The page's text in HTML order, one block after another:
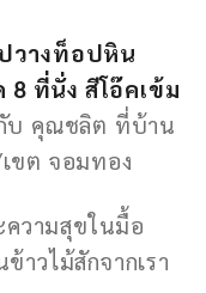
วางท็อปหิน
8 ที่นั่ง สีโอ๊คเข้ม
บ คุณชลิต ที่บ้าน
ขต จอมทอง
ความสุขในมื้อ
าวไม้สักจากเรา